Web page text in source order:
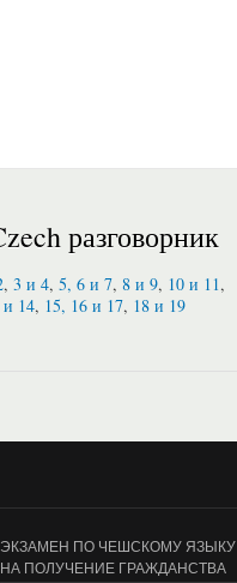
разговорник
, 3 и 4, 5, 6 и 7, 8 и 9, 10 и 11,
и 14, 15, 16 и 17, 18 и 19
ЭКЗАМЕН ПО ЧЕШСКОМУ ЯЗЫКУ
НА ПОЛУЧЕНИЕ ГРАЖДАНСТВА